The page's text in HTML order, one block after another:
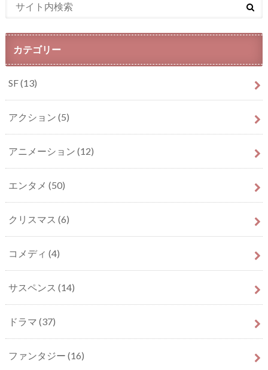
カテゴリー
SF(13)
アクション (5)
アニメーション (12)
エンタメ (50)
クリスマス (6)
コメディ (4)
サスペンス (14)
ドラマ (37)
ファンタジー (16)